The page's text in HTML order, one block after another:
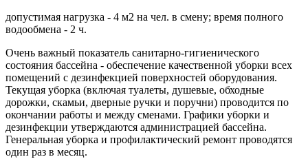
допустимая нагрузка - 4 м2 на чел. в смену; время полного
водообмена - 2 ч.
Очень важный показатель санитарно-гигиенического
состояния бассейна - обеспечение качественной уборки всех
помещений с дезинфекцией поверхностей оборудования.
Текущая уборка (включая туалеты, душевые, обходные
дорожки, скамьи, дверные ручки и поручни) проводится по
окончании работы и между сменами. Графики уборки и
дезинфекции утверждаются администрацией бассейна.
Генеральная уборка и профилактический ремонт проводятся
один раз в месяц.